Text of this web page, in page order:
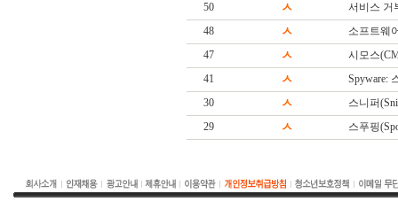
50
ㅅ
서비스 거
48
ㅅ
소프트웨
47
ㅅ
시모스
41
ㅅ
Spyware:
30
ㅅ
스니퍼
29
ㅅ 스푸핑